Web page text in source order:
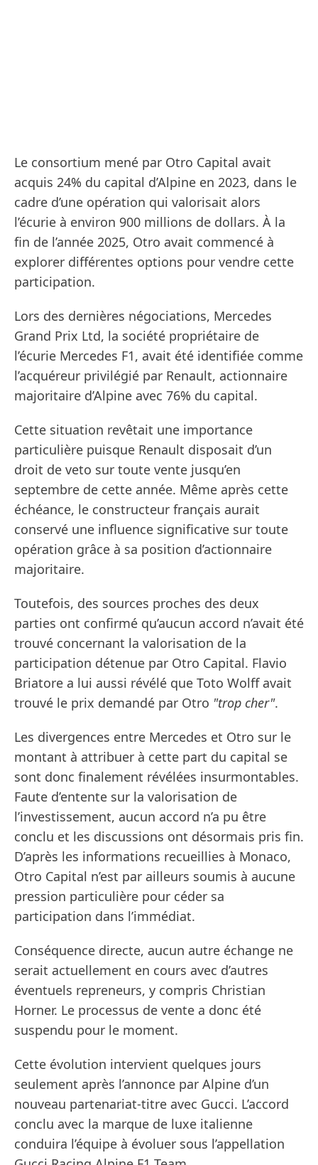
Le consortium mené par Otro Capital avait
acquis 24% du capital d’Alpine en 2023, dans le
cadre d’une opération qui valorisait alors
l’écurie à environ 900 millions de dollars. À la
fin de l’année 2025, Otro avait commencé à
explorer différentes options pour vendre cette
participation.
Lors des dernières négociations, Mercedes
Grand Prix Ltd, la société propriétaire de
l’écurie Mercedes F1, avait été identifiée comme
l’acquéreur privilégié par Renault, actionnaire
majoritaire d’Alpine avec 76% du capital.
Cette situation revêtait une importance
particulière puisque Renault disposait d’un
droit de veto sur toute vente jusqu’en
septembre de cette année. Même après cette
échéance, le constructeur français aurait
conservé une influence significative sur toute
opération grâce à sa position d’actionnaire
majoritaire.
Toutefois, des sources proches des deux
parties ont confirmé qu’aucun accord n’avait été
trouvé concernant la valorisation de la
participation détenue par Otro Capital. Flavio
Briatore a lui aussi révélé que Toto Wolff avait
trouvé le prix demandé par Otro "trop cher".
Les divergences entre Mercedes et Otro sur le
montant à attribuer à cette part du capital se
sont donc finalement révélées insurmontables.
Faute d’entente sur la valorisation de
l’investissement, aucun accord n’a pu être
conclu et les discussions ont désormais pris fin.
D’après les informations recueillies à Monaco,
Otro Capital n’est par ailleurs soumis à aucune
pression particulière pour céder sa
participation dans l’immédiat.
Conséquence directe, aucun autre échange ne
serait actuellement en cours avec d’autres
éventuels repreneurs, y compris Christian
Horner. Le processus de vente a donc été
suspendu pour le moment.
Cette évolution intervient quelques jours
seulement après l’annonce par Alpine d’un
nouveau partenariat-titre avec Gucci. L’accord
conclu avec la marque de luxe italienne
conduira l’équipe à évoluer sous l’appellation